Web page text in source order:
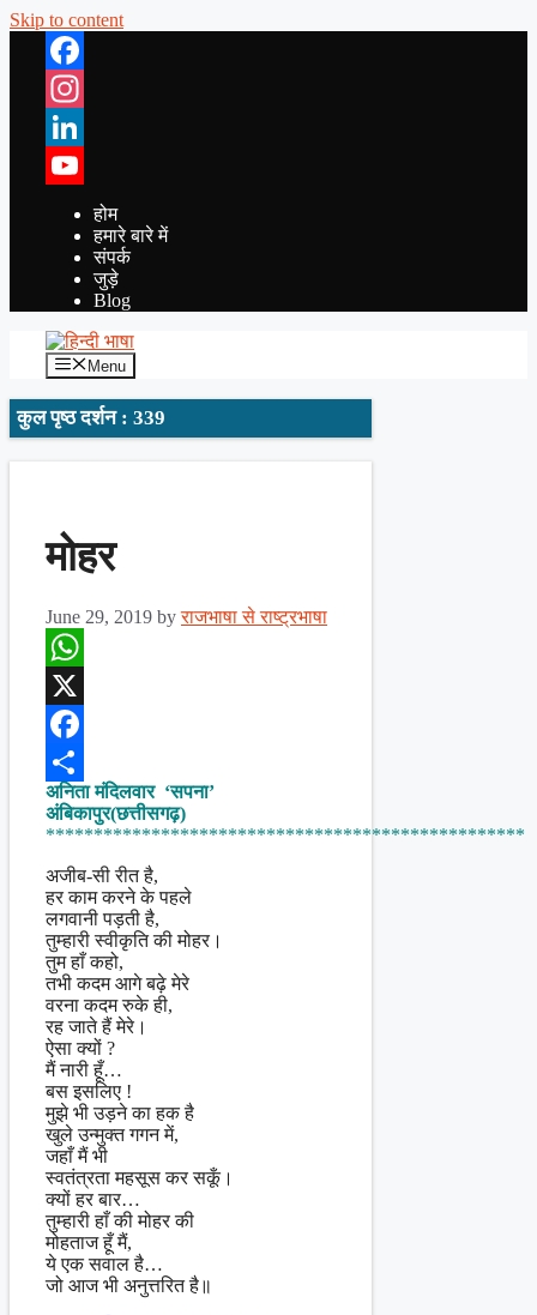
Skip to content
Facebook
Instagram
LinkedIn
YouTube
होम
हमारे बारे में
संपर्क
जुड़े
Blog
Menu
कुल पृष्ठ दर्शन : 339
मोहर
June 29, 2019 byराजभाषा से राष्ट्रभाषा
WhatsApp
X
Facebook
Share
अनिता मंदिलवार ‘सपना’
अंबिकापुर(छत्तीसगढ़)
**************************************************
अजीब-सी रीत है,
हर काम करने के पहले
लगवानी पड़ती है,
तुम्हारी स्वीकृति की मोहर।
तुम हाँ कहो,
तभी कदम आगे बढ़े मेरे
वरना कदम रुके ही,
रह जाते हैं मेरे।
ऐसा क्यों ?
मैं नारी हूँ…
बस इसलिए !
मुझे भी उड़ने का हक है
खुले उन्मुक्त गगन में,
जहाँ मैं भी
स्वतंत्रता महसूस कर सकूँ।
क्यों हर बार…
तुम्हारी हाँ की मोहर की
मोहताज हूँ मैं,
ये एक सवाल है…
जो आज भी अनुत्तरित है॥